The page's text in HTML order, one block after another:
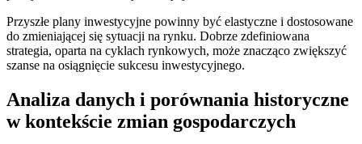
Przyszłe plany inwestycyjne powinny być elastyczne i dostosowane
do zmieniającej się sytuacji na rynku. Dobrze zdefiniowana
strategia, oparta na cyklach rynkowych, może znacząco zwiększyć
szanse na osiągnięcie sukcesu inwestycyjnego.
Analiza danych i porównania historyczne
w kontekście zmian gospodarczych